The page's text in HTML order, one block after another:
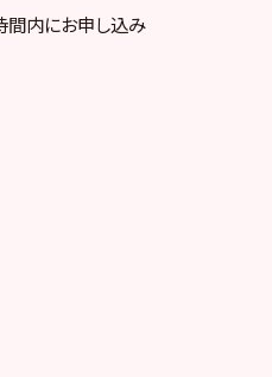
間内にお申し込み